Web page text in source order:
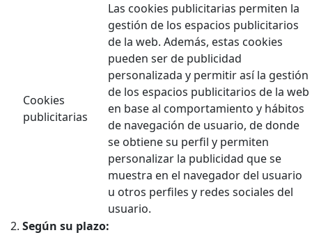
Cookies
publicitarias
Las cookies publicitarias permiten la
gestión de los espacios publicitarios
de la web. Además, estas cookies
pueden ser de publicidad
personalizada y permitir así la gestión
de los espacios publicitarios de la web
en base al comportamiento y hábitos
de navegación de usuario, de donde
se obtiene su perfil y permiten
personalizar la publicidad que se
muestra en el navegador del usuario
u otros perfiles y redes sociales del
usuario.
Según su plazo: